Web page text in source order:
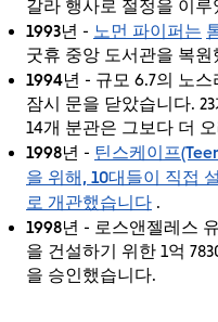
갈라 행사로 절정을 이루
1993년 - 노먼 파이퍼는
굿휴 중앙 도서관을 복원
1994년 - 규모 6.7의 노스
잠시 문을 닫았습니다.
14개 분관은 그보다 더
1998년 - 틴스케이프
을 위해, 10대들이 직접
로 개관했습니다 .
1998년 - 로스앤젤레스
을 건설하기 위한 1억
을 승인했습니다.